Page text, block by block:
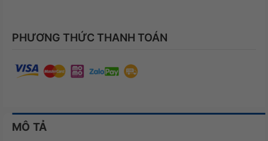
PHƯƠNG THỨC THANH TOÁN
MÔ TẢ